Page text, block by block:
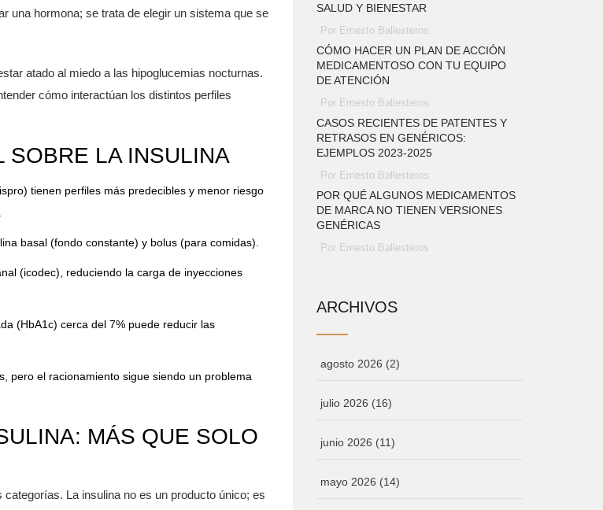
una hormona; se trata de elegir un sistema que se
atado al miedo a las hipoglucemias nocturnas.
cómo interactúan los distintos perfiles
SOBRE LA INSULINA
tienen perfiles más predecibles y menor riesgo
basal (fondo constante) y bolus (para comidas).
(icodec), reduciendo la carga de inyecciones
(HbA1c) cerca del 7% puede reducir las
pero el racionamiento sigue siendo un problema
MÁS QUE SOLO
La insulina no es un producto único; es
SALUD Y BIENESTAR
Por Ernesto Ballesteros
CÓMO HACER UN PLAN DE ACCIÓN
MEDICAMENTOSO CON TU EQUIPO
DE ATENCIÓN
Por Ernesto Ballesteros
CASOS RECIENTES DE PATENTES Y
RETRASOS EN GENÉRICOS:
EJEMPLOS 2023-2025
Por Ernesto Ballesteros
POR QUÉ ALGUNOS MEDICAMENTOS
DE MARCA NO TIENEN VERSIONES
GENÉRICAS
Por Ernesto Ballesteros
ARCHIVOS
agosto 2026 (2)
julio 2026 (16)
junio 2026 (11)
mayo 2026 (14)